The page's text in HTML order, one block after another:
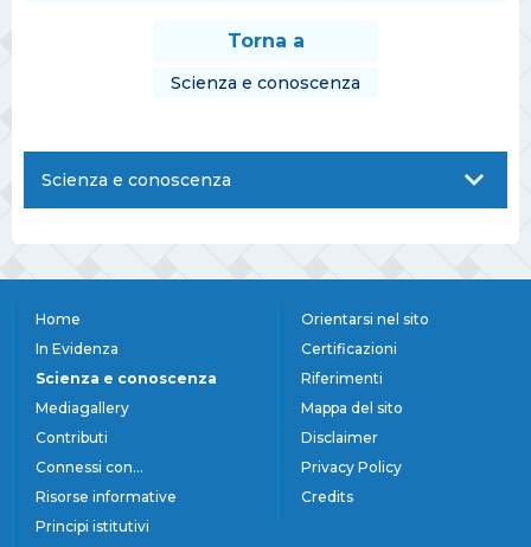
Torna a
Scienza e conoscenza
Scienza e conoscenza
Home
In Evidenza
Scienza e conoscenza
Mediagallery
Contributi
Connessi con...
Risorse informative
Principi istitutivi
Orientarsi nel sito
Certificazioni
Riferimenti
Mappa del sito
Disclaimer
Privacy Policy
Credits